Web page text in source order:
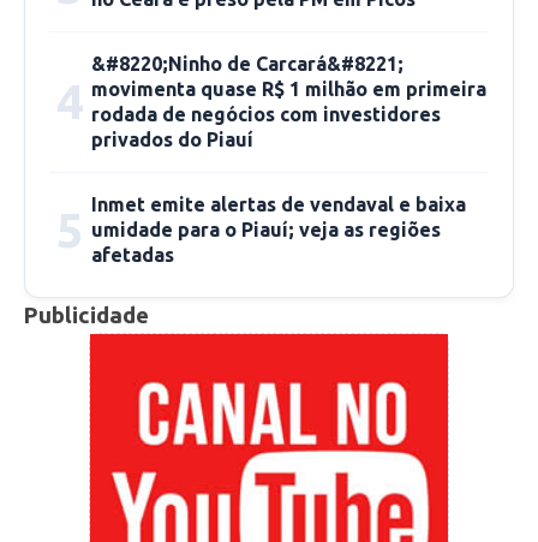
Na mesma ocasião, o presidente Rinaldinho
comentou a homenagem que recebeu do
Conselho Regional de Engenharia e Agronomia
do Piauí (CREA-PI), durante evento realizado
em Picos como parte da programação do 12º
Congresso Estadual de Profissionais. Ele foi
agraciado com um Certificado de
4
&#8220;Ninho de Carcará&#8221;
movimenta quase R$ 1 milhão em primeira
rodada de negócios com investidores
privados do Piauí
5
Inmet emite alertas de vendaval e baixa
umidade para o Piauí; veja as regiões
afetadas
Publicidade